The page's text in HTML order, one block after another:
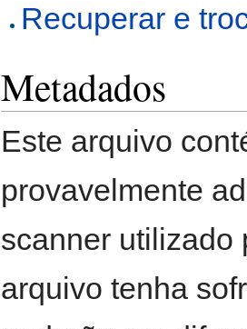
Recuperar e
Metadados
Este arquivo
provavelmente
scanner utilizado
arquivo tenha